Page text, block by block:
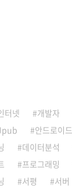
터넷 개발자
Jpub 안드로이드
데이터분석
프로그래밍
서평 서버